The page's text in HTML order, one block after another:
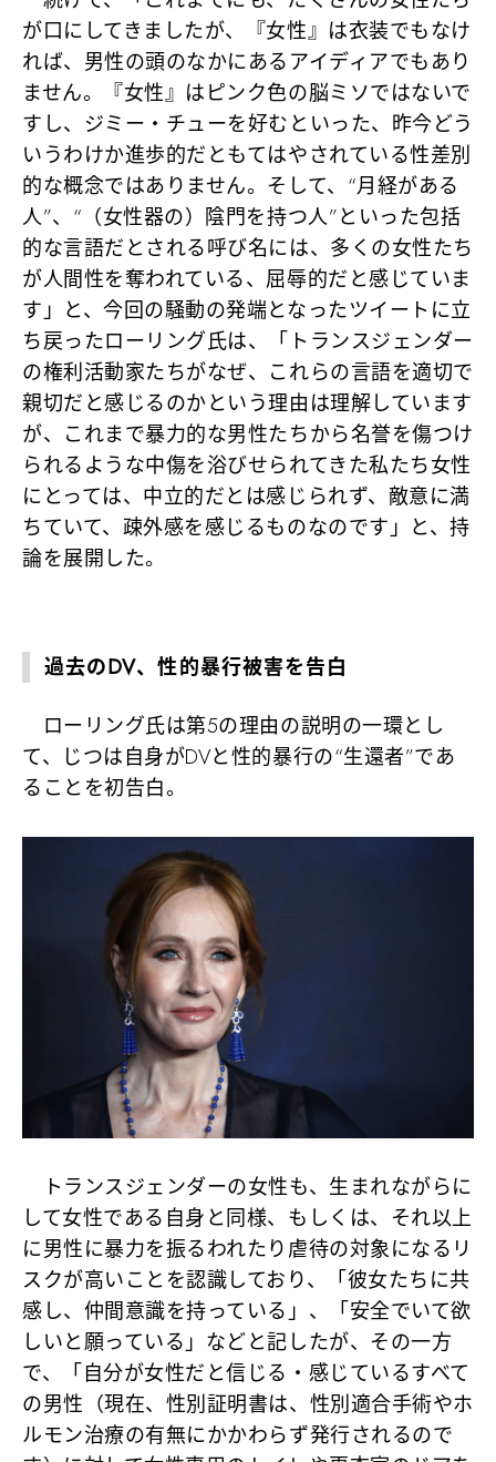
が口にしてきましたが、『女性』は衣装でもなけ
れば、男性の頭のなかにあるアイディアでもあり
ません。『女性』はピンク色の脳ミソではないで
すし、ジミー・チューを好むといった、昨今どう
いうわけか進歩的だともてはやされている性差別
的な概念ではありません。そして、“月経がある
人”、“（女性器の）陰門を持つ人”といった包括
的な言語だとされる呼び名には、多くの女性たち
が人間性を奪われている、屈辱的だと感じていま
す」と、今回の騒動の発端となったツイートに立
ち戻ったローリング氏は、「トランスジェンダー
の権利活動家たちがなぜ、これらの言語を適切で
親切だと感じるのかという理由は理解しています
が、これまで暴力的な男性たちから名誉を傷つけ
られるような中傷を浴びせられてきた私たち女性
にとっては、中立的だとは感じられず、敵意に満
ちていて、疎外感を感じるものなのです」と、持
論を展開した。
過去のDV、性的暴行被害を告白
ローリング氏は第5の理由の説明の一環とし
て、じつは自身がDVと性的暴行の“生還者”であ
ることを初告白。
トランスジェンダーの女性も、生まれながらに
して女性である自身と同様、もしくは、それ以上
に男性に暴力を振るわれたり虐待の対象になるリ
スクが高いことを認識しており、「彼女たちに共
感し、仲間意識を持っている」、「安全でいて欲
しいと願っている」などと記したが、その一方
で、
「自分が女性だと信じる・感じているすべて
の男性（現在、性別証明書は、性別適合手術やホ
ルモン治療の有無にかかわらず発行されるので